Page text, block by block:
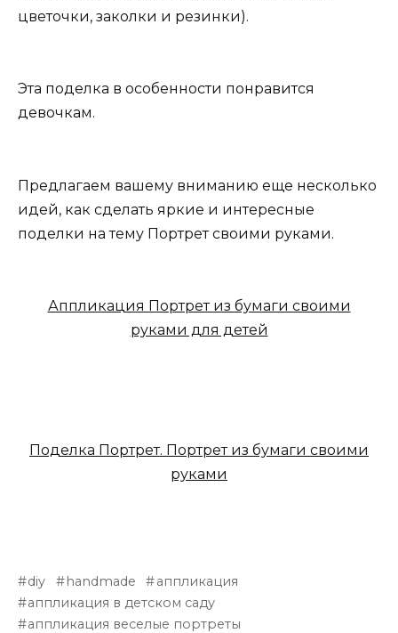
цветочки, заколки и резинки).
Эта поделка в особенности понравится
девочкам.
Предлагаем вашему вниманию еще несколько
идей, как сделать яркие и интересные
поделки на тему Портрет своими руками.
Аппликация Портрет из бумаги своими
руками для детей
Поделка Портрет. Портрет из бумаги своими
руками
diy handmade
аппликация
аппликация в детском саду
аппликация веселые портреты